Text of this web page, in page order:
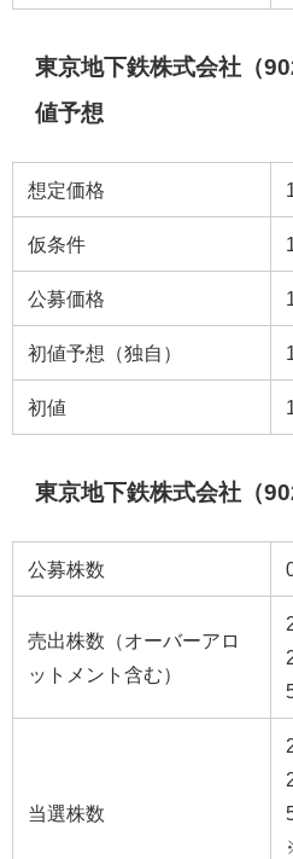
東京地下鉄株式会社（
値予想
想定価格
仮条件
公募価格
初値予想（独自）
初値
東京地下鉄株式会社（
公募株数
売出株数（オーバーアロ
ットメント含む）
当選株数